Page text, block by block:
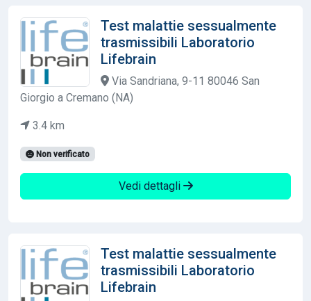
Test malattie sessualmente
trasmissibili Laboratorio
Lifebrain
Via Sandriana, 9-11 80046 San
Giorgio a Cremano (NA)
3.4 km
Non verificato
Vedi dettagli
Test malattie sessualmente
trasmissibili Laboratorio
Lifebrain